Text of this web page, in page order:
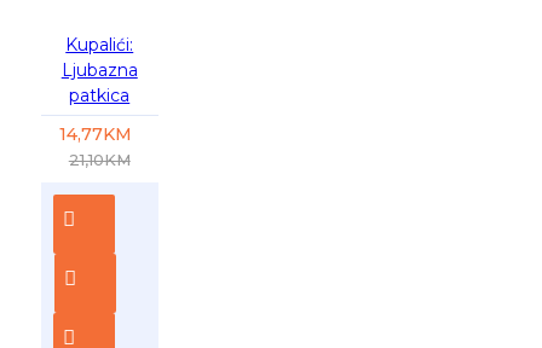
Kupalići:
Ljubazna
patkica
14,77KM
21,10KM